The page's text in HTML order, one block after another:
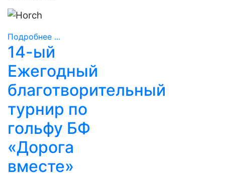
Подробнее ...
14-ый
Ежегодный
благотворительный
турнир по
гольфу БФ
«Дорога
вместе»